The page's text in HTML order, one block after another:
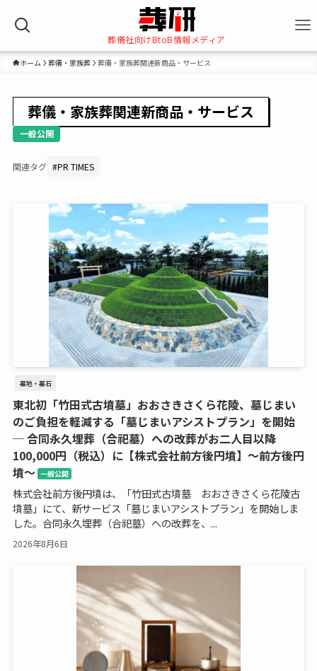
葬儀社向けBtoB情報メディア
ホーム 葬儀・家族葬 葬儀・家族葬関連新商品・サービス
葬儀・家族葬関連新商品・サービス
一般公開
関連タグ #PR TIMES
墓地・墓石
東北初「竹田式古墳墓」おおさきさくら花陵、墓じまい
のご負担を軽減する「墓じまいアシストプラン」を開始
─ 合同永久埋葬（合祀墓）への改葬がお二人目以降
100,000円（税込）に【株式会社前方後円墳】～前方後円
墳～ 一般公開
株式会社前方後円墳は、「竹田式古墳墓 おおさきさくら花陵古
墳墓」にて、新サービス「墓じまいアシストプラン」を開始しま
した。合同永久埋葬（合祀墓）への改葬を、...
2026年8月6日